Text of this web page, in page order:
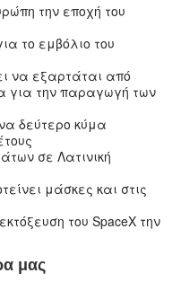
την εποχή του
το εμβόλιο του
να εξαρτάται από
για την παραγωγή των
δεύτερο κύμα
σε Λατινική
μάσκες και στις
του SpaceX την
μας